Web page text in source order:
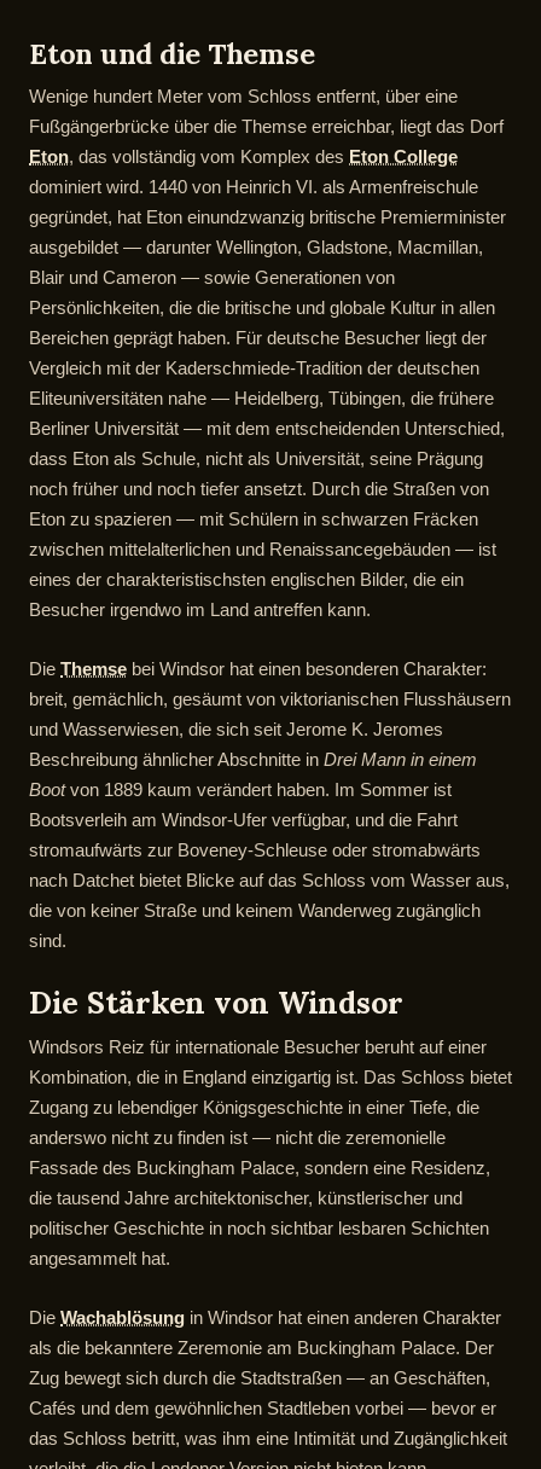
Eton und die Themse
Wenige hundert Meter vom Schloss entfernt, über eine
Fußgängerbrücke über die Themse erreichbar, liegt das Dorf
Eton, das vollständig vom Komplex des Eton College
dominiert wird. 1440 von Heinrich VI. als Armenfreischule
gegründet, hat Eton einundzwanzig britische Premierminister
ausgebildet — darunter Wellington, Gladstone, Macmillan,
Blair und Cameron — sowie Generationen von
Persönlichkeiten, die die britische und globale Kultur in allen
Bereichen geprägt haben. Für deutsche Besucher liegt der
Vergleich mit der Kaderschmiede-Tradition der deutschen
Eliteuniversitäten nahe — Heidelberg, Tübingen, die frühere
Berliner Universität — mit dem entscheidenden Unterschied,
dass Eton als Schule, nicht als Universität, seine Prägung
noch früher und noch tiefer ansetzt. Durch die Straßen von
Eton zu spazieren — mit Schülern in schwarzen Fräcken
zwischen mittelalterlichen und Renaissancegebäuden — ist
eines der charakteristischsten englischen Bilder, die ein
Besucher irgendwo im Land antreffen kann.
Die Themse bei Windsor hat einen besonderen Charakter:
breit, gemächlich, gesäumt von viktorianischen Flusshäusern
und Wasserwiesen, die sich seit Jerome K. Jeromes
Beschreibung ähnlicher Abschnitte in Drei Mann in einem
Bootvon 1889 kaum verändert haben. Im Sommer ist
Bootsverleih am Windsor-Ufer verfügbar, und die Fahrt
stromaufwärts zur Boveney-Schleuse oder stromabwärts
nach Datchet bietet Blicke auf das Schloss vom Wasser aus,
die von keiner Straße und keinem Wanderweg zugänglich
sind.
Die Stärken von Windsor
Windsors Reiz für internationale Besucher beruht auf einer
Kombination, die in England einzigartig ist. Das Schloss bietet
Zugang zu lebendiger Königsgeschichte in einer Tiefe, die
anderswo nicht zu finden ist — nicht die zeremonielle
Fassade des Buckingham Palace, sondern eine Residenz,
die tausend Jahre architektonischer, künstlerischer und
politischer Geschichte in noch sichtbar lesbaren Schichten
angesammelt hat.
Die Wachablösung in Windsor hat einen anderen Charakter
als die bekanntere Zeremonie am Buckingham Palace. Der
Zug bewegt sich durch die Stadtstraßen — an Geschäften,
Cafés und dem gewöhnlichen Stadtleben vorbei — bevor er
das Schloss betritt, was ihm eine Intimität und Zugänglichkeit